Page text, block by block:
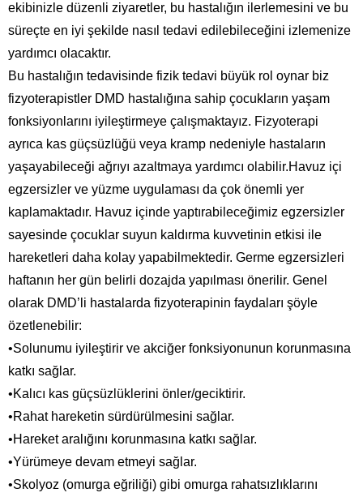
ekibinizle düzenli ziyaretler, bu hastalığın ilerlemesini ve bu
süreçte en iyi şekilde nasıl tedavi edilebileceğini izlemenize
yardımcı olacaktır.
Bu hastalığın tedavisinde fizik tedavi büyük rol oynar biz
fizyoterapistler DMD hastalığına sahip çocukların yaşam
fonksiyonlarını iyileştirmeye çalışmaktayız. Fizyoterapi
ayrıca kas güçsüzlüğü veya kramp nedeniyle hastaların
yaşayabileceği ağrıyı azaltmaya yardımcı olabilir.Havuz içi
egzersizler ve yüzme uygulaması da çok önemli yer
kaplamaktadır. Havuz içinde yaptırabileceğimiz egzersizler
sayesinde çocuklar suyun kaldırma kuvvetinin etkisi ile
hareketleri daha kolay yapabilmektedir. Germe egzersizleri
haftanın her gün belirli dozajda yapılması önerilir. Genel
olarak DMD’li hastalarda fizyoterapinin faydaları şöyle
özetlenebilir:
•Solunumu iyileştirir ve akciğer fonksiyonunun korunmasına
katkı sağlar.
•Kalıcı kas güçsüzlüklerini önler/geciktirir.
•Rahat hareketin sürdürülmesini sağlar.
•Hareket aralığını korunmasına katkı sağlar.
•Yürümeye devam etmeyi sağlar.
•Skolyoz (omurga eğriliği) gibi omurga rahatsızlıklarını